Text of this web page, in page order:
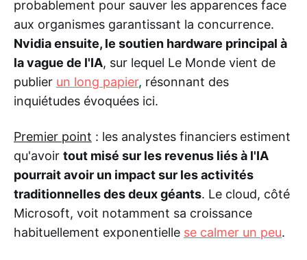
probablement pour sauver les apparences face
aux organismes garantissant la concurrence.
Nvidia ensuite, le soutien hardware principal à
la vague de l'IA, sur lequel Le Monde vient de
publier un long papier, résonnant des
inquiétudes évoquées ici.
Premier point : les analystes financiers estiment
qu'avoir tout misé sur les revenus liés à l'IA
pourrait avoir un impact sur les activités
traditionnelles des deux géants. Le cloud, côté
Microsoft, voit notamment sa croissance
habituellement exponentielle se calmer un peu.